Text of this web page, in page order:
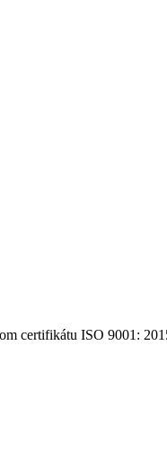
certifikátu ISO 9001: